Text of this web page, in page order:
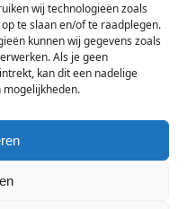
wij technologieën zoals
te slaan en/of te raadplegen.
kunnen wij gegevens zoals
Als je geen
kan dit een nadelige
mogelijkheden.